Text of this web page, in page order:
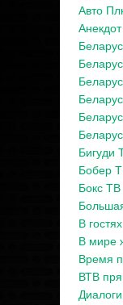
Авто
Бигуди
Бобер
Бокс
В
В мире
Время
ВТВ